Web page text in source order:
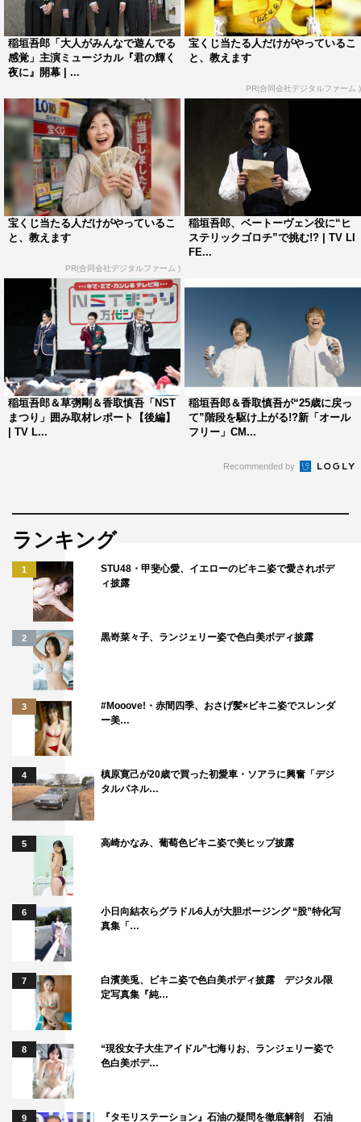
で。レコーディングスタジオもあったりとか。でも本当に
変わった姿になっていて、この新しい街、新しい劇場でで
きることをすごくうれしく思います」としみじみ。
また「恋と音楽」シリーズの音楽監督で、昨年11月に亡
くなった佐山雅弘について問われると、「暗い雰囲気は佐
山さん自身が一番好きではないと思うので。稽古場でもず
っと近くに感じていましたし。きっと天国から降りてきて
特等席で観てくれているのかな～と思いながらやっていま
したし、今日の本番も一番の特等席で観劇してもらいた
い」と。
9月4日（水）に行われるジャニー喜多川氏のお別れ会に
ついて聞かれると「僕4回ぐらいこれ聞かれてるんですけ
ど（笑）」と苦笑し、「行けないのは残念ですが、気持ち
はずっと持っていますし、今日の初日も佐山さんと一緒に
観てくれてると思う。この思いは僕がエンターテイナーで
ある限りは持ち続けたいし。ジャニーさんはショーマスト
ゴーオンの方なので、何より自分のショーを大切にして、
お客さんに喜んでもらえるステージをやれって言ってくれ
公演に2人が観劇に来た時のことを振り返るひと幕も。
「歌とか踊りはずっとグループでやってきたものなので。
（2人に）見られるのは何ともこっ恥ずかしさがありま
す。ずっと同じステージで同じ時間を過ごしてきたので」
「ミュージカルとかにも最近2人も興味を持っていて。渡
辺謙さんの『王様と私』を3人で観に行ったりもしました
んです。謙さんにも久々にお会いして『頑張れよ』って言
ってもらえて。だから2人もミュージカルの気分かもしれ
ないので、楽しんでもらえると思う」と、エピソードを語
った。
その後行われたゲネプロ。ホテルを兼ねた海沿いのダイ
ナーを、ある約束のために訪れたジョージ（稲垣）と、店
主のライザ（北村）、宿泊客のニーナ（中島）、女社長の
ビビアン（安寿）の出会いから始まり、女性たちとの対話
の中から、さまざまな謎が浮かび上がり…。
1幕と2幕の間に繰り広げられるショータイムは、前回か
ら一新され、今回の大きな見どころに。「ニューヨークニ
ューヨーク」などの洋楽メジャー曲を4人が優雅に歌い踊
り、稲垣は「スマイル」「イパネマの娘」の2曲をソロで
披露する。
「君の輝く夜に～FREE TIME,SHOW TIME～」は、東
京・日本青年館ホールで、9月23日（月）まで公演中。
稲垣吾郎「大人がみんなで遊んでる
感覚」主演ミュージカル『君の輝く
夜に』開幕 | ...
宝くじ当たる人だけがやっているこ
と、教えます
PR(合同会社デジタルファーム )
宝くじ当たる人だけがやっているこ
と、教えます
PR(合同会社デジタルファーム )
稲垣吾郎、ベートーヴェン役に“ヒ
ステリックゴロチ”で挑む!? | TV LI
FE...
稲垣吾郎＆草彅剛＆香取慎吾「NST
まつり」囲み取材レポート【後編】
| TV L...
稲垣吾郎＆香取慎吾が“25歳に戻っ
て”階段を駆け上がる!?新「オール
フリー」CM...
Recommended by
ランキング
1
STU48・甲斐心愛、イエローのビキニ姿で愛されボデ
ィ披露
2 黒嵜菜々子、ランジェリー姿で色白美ボディ披露
3
#Mooove!・赤間四季、おさげ髪×ビキニ姿でスレンダ
ー美…
4
槙原寛己が20歳で買った初愛車・ソアラに興奮「デジ
タルパネル…
5 高崎かなみ、葡萄色ビキニ姿で美ヒップ披露
6
小日向結衣らグラドル6人が大胆ポージング “股”特化写
真集「…
7
白濱美兎、ビキニ姿で色白美ボディ披露 デジタル限
定写真集『純…
8
“現役女子大生アイドル”七海りお、ランジェリー姿で
色白美ボデ…
9 『タモリステーション』石油の疑問を徹底解剖 石油